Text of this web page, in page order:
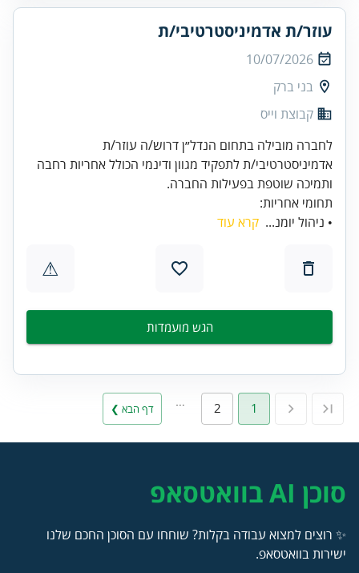
עוזר/ת אדמיניסטרטיבי/ת
10/07/2026
בני ברק
קבוצת וייס
לחברה מובילה בתחום הנדל״ן דרוש/ה עוזר/ת
אדמיניסטרטיבי/ת לתפקיד מגוון ודינמי הכולל אחריות רחבה
ותמיכה שוטפת בפעילות החברה.
תחומי אחריות:
• ניהול יומנ... קרא עוד
⚠
הגש מועמדות
1
2 דף הבא ❯
סוכן AI בוואטסאפ
✨ רוצים למצוא עבודה בקלות? שוחחו עם הסוכן החכם שלנו
ישירות בוואטסאפ.